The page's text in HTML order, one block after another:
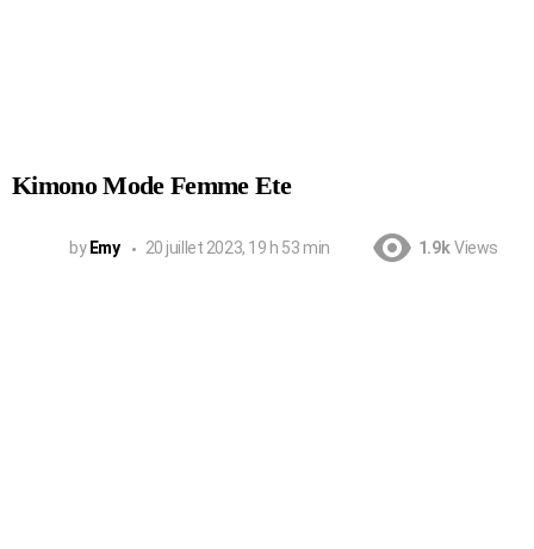
Kimono Mode Femme Ete
by Emy 20 juillet 2023, 19 h 53 min 1.9k Views